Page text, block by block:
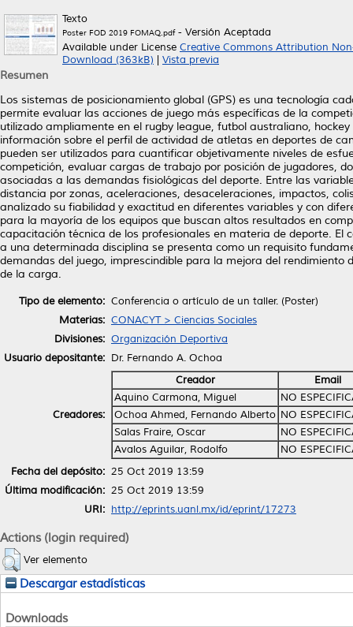
Texto
Poster FOD 2019 FOMAQ.pdf- Versión Aceptada
Available under License Creative Commons Attribution
Download (363kB)
Vista previa
Resumen
Los sistemas de posicionamiento global (GPS) es una tecnología
permite evaluar las acciones de juego más específicas de la
utilizado ampliamente en el rugby league, futbol australiano,
información sobre el perfil de actividad de atletas en deportes de
pueden ser utilizados para cuantificar objetivamente niveles de
competición, evaluar cargas de trabajo por posición de jugadores,
asociadas a las demandas fisiológicas del deporte. Entre las
distancia por zonas, aceleraciones, desaceleraciones, impactos,
analizado su fiabilidad y exactitud en diferentes variables y con
para la mayoría de los equipos que buscan altos resultados en
capacitación técnica de los profesionales en materia de deporte.
a una determinada disciplina se presenta como un requisito
demandas del juego, imprescindible para la mejora del
de la carga.
Tipo de elemento: Conferencia o artículo de un taller. (Poster)
Materias: CONACYT > Ciencias Sociales
Divisiones: Organización Deportiva
Usuario depositante: Dr. Fernando A. Ochoa
Creadores:
Creador
Email
Aquino Carmona, Miguel
NO
Ochoa Ahmed, Fernando Alberto NO
Salas Fraire, Oscar
NO
Avalos Aguilar, Rodolfo
NO
Fecha del depósito: 25 Oct 2019 13:59
Última modificación: 25 Oct 2019 13:59
URI: http://eprints.uanl.mx/id/eprint/17273
Actions (login required)
Ver elemento
Descargar estadísticas
Downloads